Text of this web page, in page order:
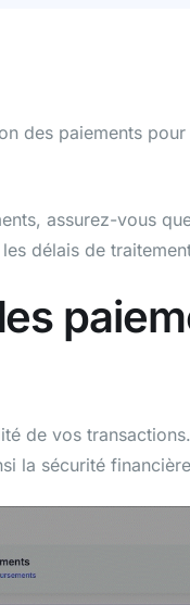
des paiements
assurez-vous
délais de
de vos
la sécurité